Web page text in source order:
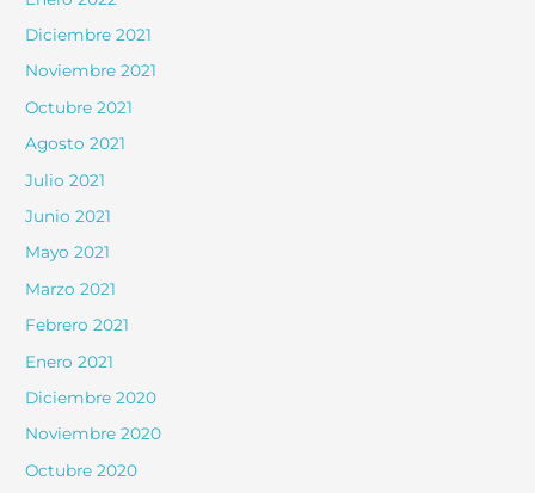
Diciembre 2021
Noviembre 2021
Octubre 2021
Agosto 2021
Julio 2021
Junio 2021
Mayo 2021
Marzo 2021
Febrero 2021
Enero 2021
Diciembre 2020
Noviembre 2020
Octubre 2020